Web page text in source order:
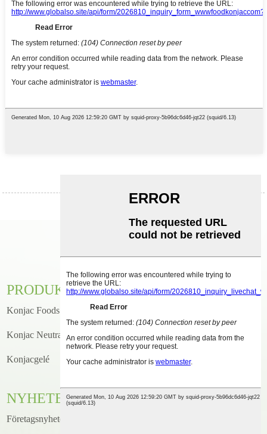
Få En GratisSamråd
PRODUKT
Konjac Foods
Konjac Neutral/Vegansk Produkt
Konjacgelé
NYHETER
Företagsnyheter